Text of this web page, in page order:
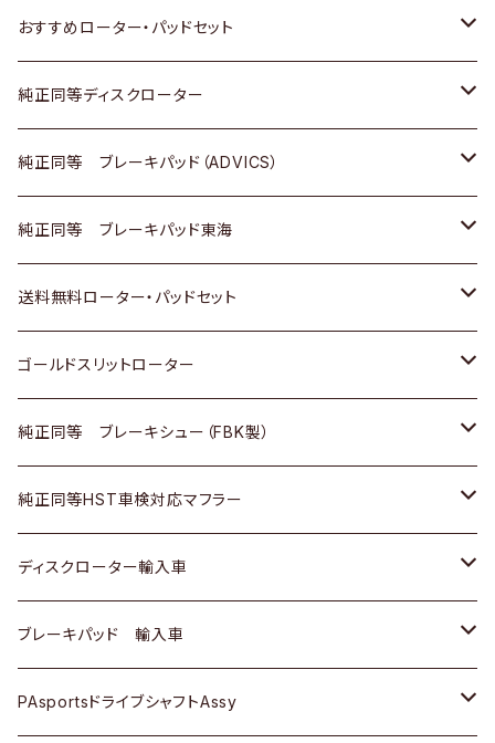
ダイハツ
マツダ
三菱
スバル
日野
三菱ふそう
ＢＭＷ
いすゞ
ダイハツ
マツダ
三菱
日野
三菱ふそう
いすゞ
ダイハツ
三菱
日野
三菱ふそう
その他
スズキ
日産
ダイハツ
マツダ
三菱
スバル
ホンダ
スズキ
日産
いすゞ
ダイハツ
マツダ
三菱
スバル
トヨタ
日産
いすゞ
ダイハツ
マツダ
三菱
おすすめローター・パッドセット
トヨタ
ホンダ
スズキ
日産
ダイハツ
マツダ
三菱
スバル
純正同等ディスクローター
トヨタ
ホンダ
スズキ
日産
いすゞ
ダイハツ
マツダ
三菱
スバル
純正同等 ブレーキパッド（ADVICS）
トヨタ
ホンダ
スズキ
日産
ダイハツ
マツダ
三菱
スバル
純正同等 ブレーキパッド東海
トヨタ
ホンダ
日産
いすゞ
ダイハツ
マツダ
三菱
送料無料ローター・パッドセット
トヨタ
ホンダ
スズキ
日産
ダイハツ
マツダ
ゴールドスリットローター
トヨタ
ホンダ
スズキ
日産
ダイハツ
純正同等 ブレーキシュー（FBK製）
ホンダ
スズキ
日産
ダイハツ
純正同等HST車検対応マフラー
トヨタ
ホンダ
スズキ
ディスクローター輸入車
ＡＵＤＩ
ＢＥＮＺ
ブレーキパッド 輸入車
ＢＥＮＺ
PAsportsドライブシャフトAssy